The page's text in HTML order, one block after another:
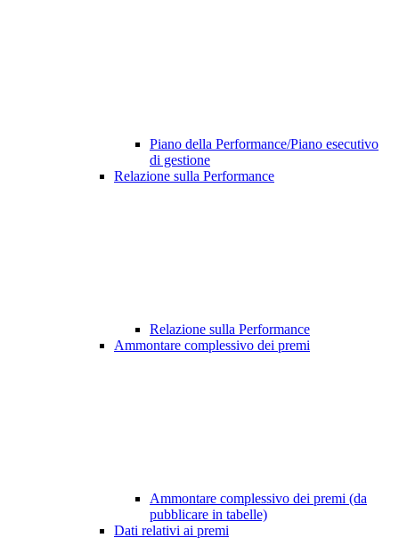
Piano della Performance/Piano esecutivo
di gestione
Relazione sulla Performance
Relazione sulla Performance
Ammontare complessivo dei premi
Ammontare complessivo dei premi (da
pubblicare in tabelle)
Dati relativi ai premi